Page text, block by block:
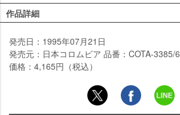
作品詳細
発売日：1995年07月21日
発売元：日本コロムビア 品番：COTA-3385/6
価格：4,165円（税込）